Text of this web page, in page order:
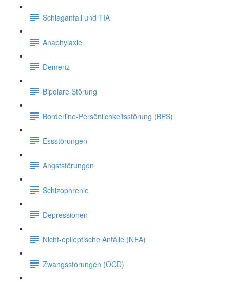
Schlaganfall und TIA
Anaphylaxie
Demenz
Bipolare Störung
Borderline-Persönlichkeitsstörung (BPS)
Essstörungen
Angststörungen
Schizophrenie
Depressionen
Nicht-epileptische Anfälle (NEA)
Zwangsstörungen (OCD)